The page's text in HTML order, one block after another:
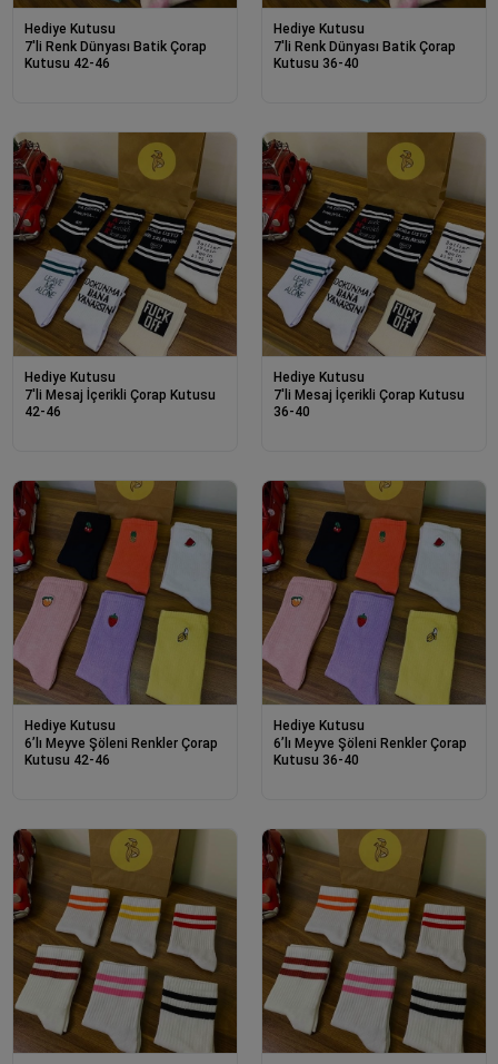
Hediye Kutusu
7'li Renk Dünyası Batik Çorap
Kutusu 42-46
Hediye Kutusu
7'li Renk Dünyası Batik Çorap
Kutusu 36-40
Hediye Kutusu
7'li Mesaj İçerikli Çorap Kutusu
42-46
Hediye Kutusu
7'li Mesaj İçerikli Çorap Kutusu
36-40
Hediye Kutusu
6’lı Meyve Şöleni Renkler Çorap
Kutusu 42-46
Hediye Kutusu
6’lı Meyve Şöleni Renkler Çorap
Kutusu 36-40